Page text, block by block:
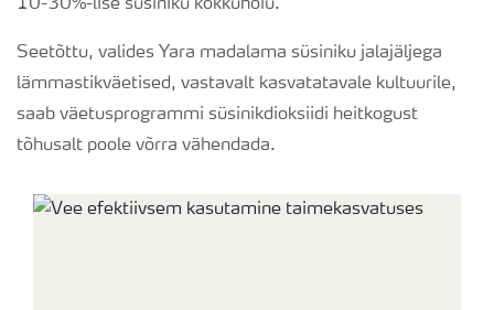
10-30%-lise süsiniku kokkuhoiu.
Seetõttu, valides Yara madalama süsiniku jalajäljega
lämmastikväetised, vastavalt kasvatatavale kultuurile,
saab väetusprogrammi süsinikdioksiidi heitkogust
tõhusalt poole võrra vähendada.